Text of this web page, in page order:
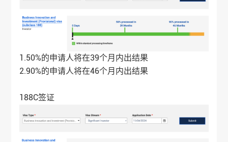
1.50%的申请人将在39个月内出结果
2.90%的申请人将在46个月内出结果
188C签证